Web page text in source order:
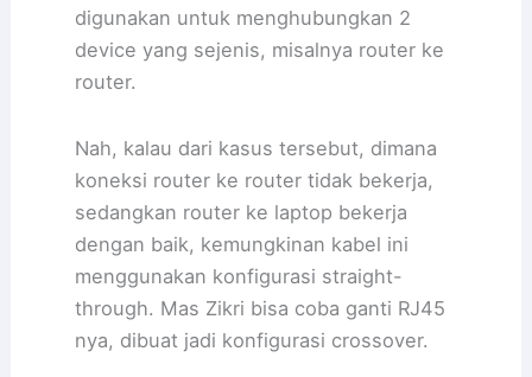
digunakan untuk menghubungkan 2
device yang sejenis, misalnya router ke
router.
Nah, kalau dari kasus tersebut, dimana
koneksi router ke router tidak bekerja,
sedangkan router ke laptop bekerja
dengan baik, kemungkinan kabel ini
menggunakan konfigurasi straight-
through. Mas Zikri bisa coba ganti RJ45
nya, dibuat jadi konfigurasi crossover.